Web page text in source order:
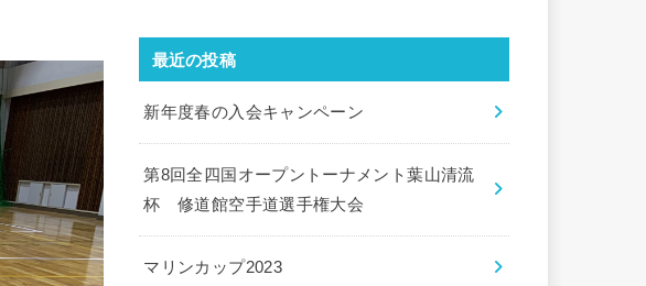
最近の投稿
新年度春の入会キャンペーン
第8回全四国オープントーナメント葉山清流
杯 修道館空手道選手権大会
マリンカップ2023